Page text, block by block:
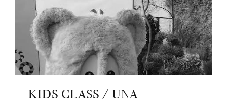
KIDS CLASS / UNA